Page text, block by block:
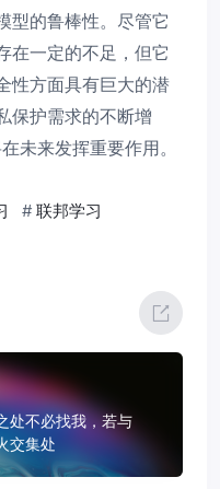
型的鲁棒性。尽管它
在一定的不足，但它
性方面具有巨大的潜
保护需求的不断增
未来发挥重要作用。
# 联邦学习
处不必找我，若与
交集处